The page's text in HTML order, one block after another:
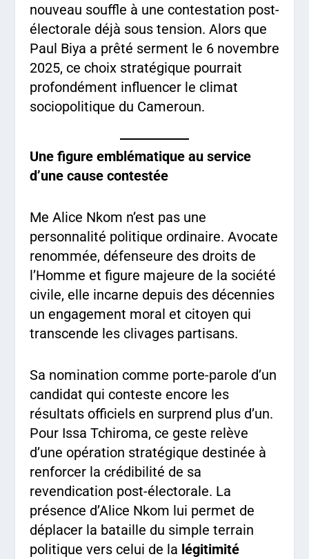
nouveau souffle à une contestation post-
électorale déjà sous tension. Alors que
Paul Biya a prêté serment le 6 novembre
2025, ce choix stratégique pourrait
profondément influencer le climat
sociopolitique du Cameroun.
Une figure emblématique au service
d’une cause contestée
Me Alice Nkom n’est pas une
personnalité politique ordinaire. Avocate
renommée, défenseure des droits de
l’Homme et figure majeure de la société
civile, elle incarne depuis des décennies
un engagement moral et citoyen qui
transcende les clivages partisans.
Sa nomination comme porte-parole d’un
candidat qui conteste encore les
résultats officiels en surprend plus d’un.
Pour Issa Tchiroma, ce geste relève
d’une opération stratégique destinée à
renforcer la crédibilité de sa
revendication post-électorale. La
présence d’Alice Nkom lui permet de
déplacer la bataille du simple terrain
politique vers celui de la légitimité